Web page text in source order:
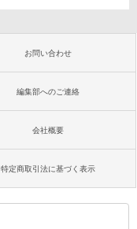
お問い合わせ
編集部へのご連絡
会社概要
特定商取引法に基づく表示